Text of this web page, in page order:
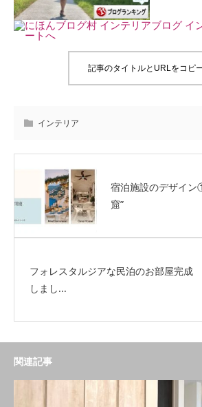
記事のタイトルとURLをコピ
インテリア
宿泊施設のデザイン
窟”
フォレスタルジアな民泊のお部屋完成
しまし...
関連記事